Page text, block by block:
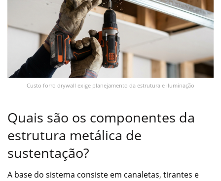
Custo forro drywall exige planejamento da estrutura e iluminação
Quais são os componentes da
estrutura metálica de
sustentação?
A base do sistema consiste em canaletas, tirantes e